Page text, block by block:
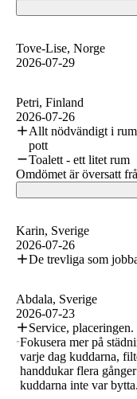
Tove-Lise, Norge
2026-07-29
Petri, Finland
2026-07-26
Allt nödvändigt i
pott
Toalett - ett litet rum
Omdömet är översatt
Karin, Sverige
2026-07-26
De trevliga som
Abdala, Sverige
2026-07-23
Service, placeringen.
Fokusera mer på
varje dag kuddarna,
handdukar flera
kuddarna inte var bytta.